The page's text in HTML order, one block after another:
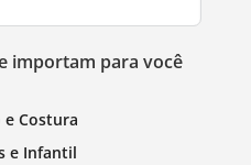
importam para você
Costura
e Infantil